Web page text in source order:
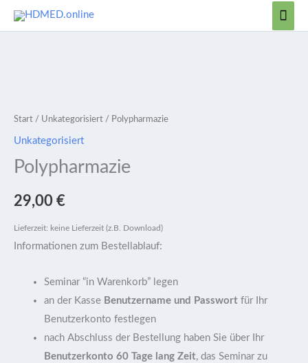
Zum
Start / Unkategorisiert / Polypharmazie
Unkategorisiert
Polypharmazie
29,00 €
Lieferzeit: keine Lieferzeit (z.B. Download)
Informationen zum Bestellablauf:
Seminar “in Warenkorb” legen
an der Kasse Benutzername und Passwortfür Ihr
Benutzerkonto festlegen
nach Abschluss der Bestellung haben Sie über Ihr
Benutzerkonto 60 Tage lang Zeit, das Seminar zu
Menge